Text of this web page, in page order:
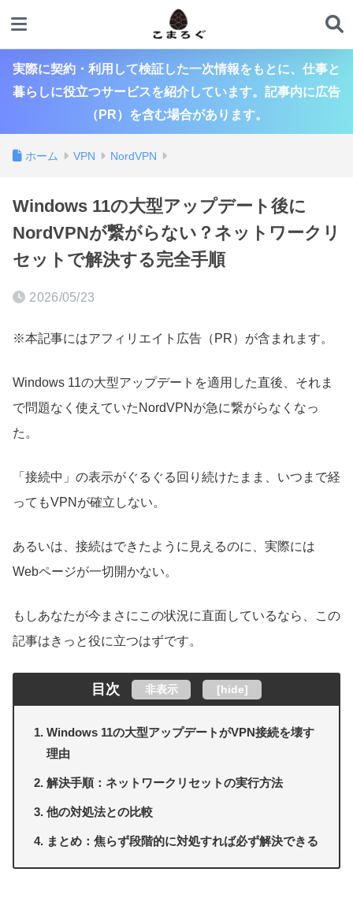
実際に契約・利用して検証した一次情報をもとに、仕事と
暮らしに役立つサービスを紹介しています。記事内に広告
（PR）を含む場合があります。
ホーム VPN NordVPN
Windows 11の大型アップデート後に
NordVPNが繋がらない？ネットワークリ
セットで解決する完全手順
2026/05/23
※本記事にはアフィリエイト広告（PR）が含まれます。
Windows 11の大型アップデートを適用した直後、それま
で問題なく使えていたNordVPNが急に繋がらなくなっ
た。
「接続中」の表示がぐるぐる回り続けたまま、いつまで経
ってもVPNが確立しない。
あるいは、接続はできたように見えるのに、実際には
Webページが一切開かない。
もしあなたが今まさにこの状況に直面しているなら、この
記事はきっと役に立つはずです。
目次 非表示 [hide]
Windows 11の大型アップデートがVPN接続を壊す
理由
解決手順：ネットワークリセットの実行方法
他の対処法との比較
まとめ：焦らず段階的に対処すれば必ず解決できる